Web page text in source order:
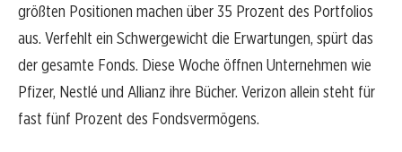
größten Positionen machen über 35 Prozent des Portfolios
aus. Verfehlt ein Schwergewicht die Erwartungen, spürt das
der gesamte Fonds. Diese Woche öffnen Unternehmen wie
Pfizer, Nestlé und Allianz ihre Bücher. Verizon allein steht für
fast fünf Prozent des Fondsvermögens.